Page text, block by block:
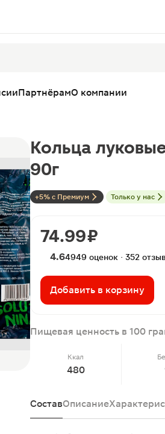
ПартнёрамО компании
+5% с Премиум Только у нас
Кольца
90г
74.99 ₽
4.64949 оценок · 352
Добавить в корзину
Пищевая ценность в 100
Ккал
480
СоставОписание